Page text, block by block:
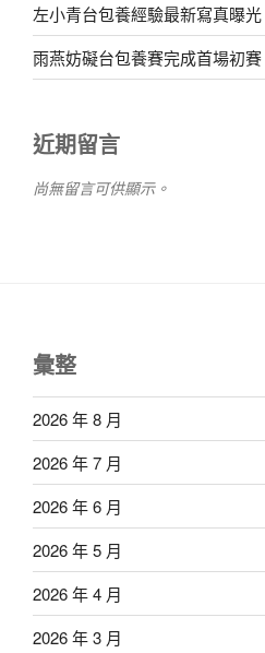
左小青台包養經驗最新寫真曝
雨燕妨礙台包養賽完成首場初
近期留言
尚無留言可供顯示。
彙整
2026 年 8 月
2026 年 7 月
2026 年 6 月
2026 年 5 月
2026 年 4 月
2026 年 3 月